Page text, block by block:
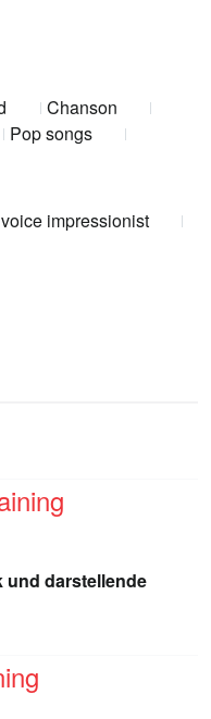
Chanson
Pop songs
impressionist
und darstellende